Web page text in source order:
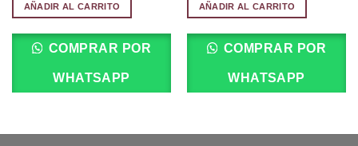
AÑADIR AL CARRITO
COMPRAR POR
WHATSAPP
AÑADIR AL CARRITO
COMPRAR POR
WHATSAPP